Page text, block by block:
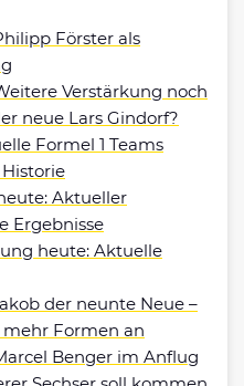
Förster als
Verstärkung noch
neue Lars Gindorf?
Formel 1 Teams
Aktueller
Ergebnisse
heute: Aktuelle
der neunte Neue –
Formen an
Benger im Anflug